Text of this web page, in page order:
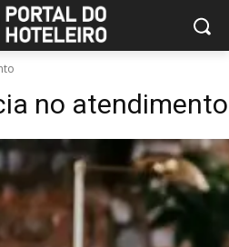
no atendimento